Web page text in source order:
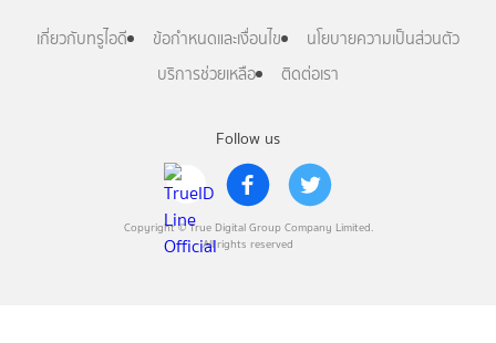
Follow us
Copyright © True Digital Group Company Limited.
All rights reserved
เกี่ยวกับทรูไอดี ข้อกำหนดและเงื่อนไข
นโยบายความเป็นส่วนตัว
บริการช่วยเหลือ
ติดต่อเรา